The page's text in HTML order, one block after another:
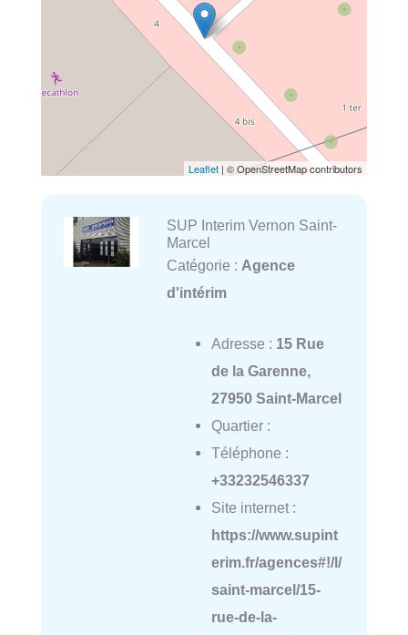
Leaflet | © OpenStreetMap contributors
SUP Interim Vernon Saint-
Marcel
Catégorie : Agence
d'intérim
Adresse : 15 Rue
de la Garenne,
27950 Saint-Marcel
Quartier :
Téléphone :
+33232546337
Site internet :
https://www.supint
erim.fr/agences#!/l/
saint-marcel/15-
rue-de-la-